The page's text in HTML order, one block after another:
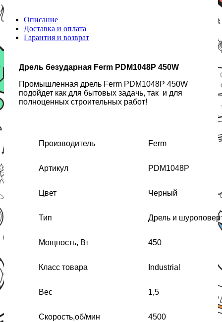
Описание
Доставка и оплата
Гарантия и возврат
Дрель безударная Ferm PDM1048P 450W
Промышленная дрель Ferm PDM1048P 450W
подойдет как для бытовых задачь, так и для
полноценных строительных работ!
Производитель Ferm
Артикул PDM1048P
Цвет Черный
Тип Дрель и
Мощность, Вт 450
Класс товара Industrial
Вес 1,5
Скорость,об/мин 4500